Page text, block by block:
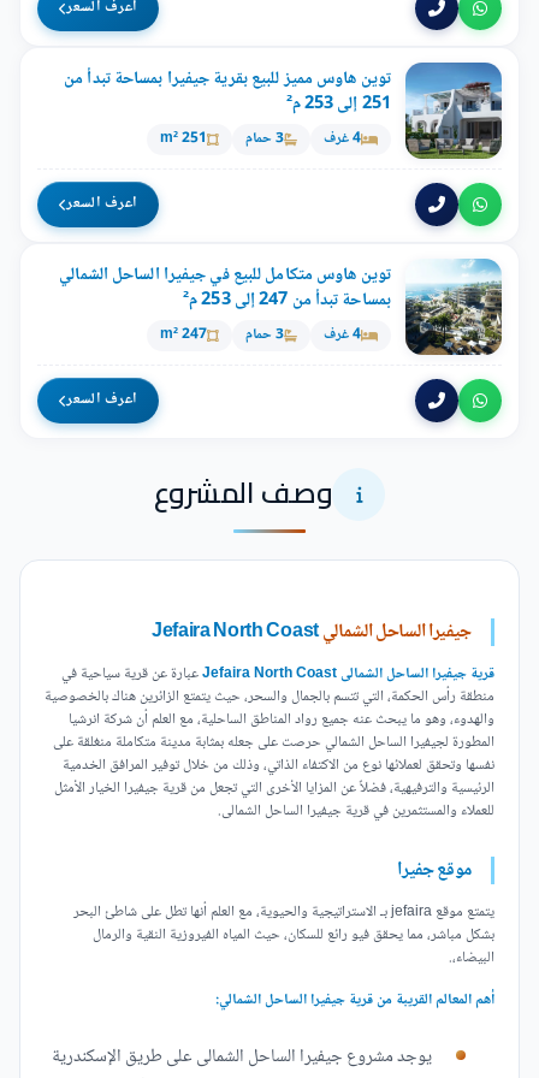
اعرف السعر
توين هاوس مميز للبيع بقرية جيفيرا بمساحة تبدأ من
251 إلى 253 م²
4 غرف 3 حمام 251 m²
اعرف السعر
توين هاوس متكامل للبيع في جيفيرا الساحل الشمالي
بمساحة تبدأ من 247 إلى 253 م²
4 غرف 3 حمام 247 m²
اعرف السعر
وصف المشروع
جيفيرا الساحل الشماليJefaira North Coast
قرية جيفيرا الساحل الشمالى Jefaira North Coast
عبارة عن قرية سياحية في
منطقة رأس الحكمة، التي تتسم بالجمال والسحر، حيث يتمتع الزائرين هناك بالخصوصية
والهدوء، وهو ما يبحث عنه جميع رواد المناطق الساحلية، مع العلم أن شركة انرشيا
المطورة لجيفيرا الساحل الشمالي حرصت على جعله بمثابة مدينة متكاملة منغلقة على
نفسها وتحقق لعملائها نوع من الاكتفاء الذاتي، وذلك من خلال توفير المرافق الخدمية
الرئيسية والترفيهية، فضلاً عن المزايا الأخرى التي تجعل من قرية جيفيرا الخيار الأمثل
للعملاء والمستثمرين في قرية جيفيرا الساحل الشمالى.
موقع جفيرا
يتمتع موقع jefaira بـ الاستراتيجية والحيوية، مع العلم أنها تطل على شاطئ البحر
بشكل مباشر، مما يحقق فيو رائع للسكان، حيث المياه الفيروزية النقية والرمال
البيضاء،.
أهم المعالم القريبة من قرية جيفيرا الساحل الشمالي:
يوجد مشروع جيفيرا الساحل الشمالى على طريق الإسكندرية